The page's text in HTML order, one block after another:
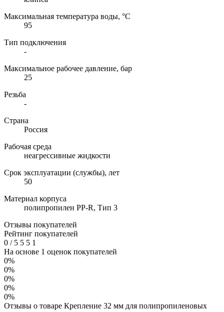
Максимальная температура воды, °C
95
Тип подключения
-
Максимальное рабочее давление, бар
25
Резьба
-
Страна
Россия
Рабочая среда
неагрессивные жидкости
Срок эксплуатации (службы), лет
50
Материал корпуса
полипропилен PP-R, Тип 3
Отзывы покупателей
Рейтинг покупателей
0 /5 5 5 1
На основе 1 оценок покупателей
0%
0%
0%
0%
0%
Отзывы о товаре Крепление 32 мм для полипропиленовых